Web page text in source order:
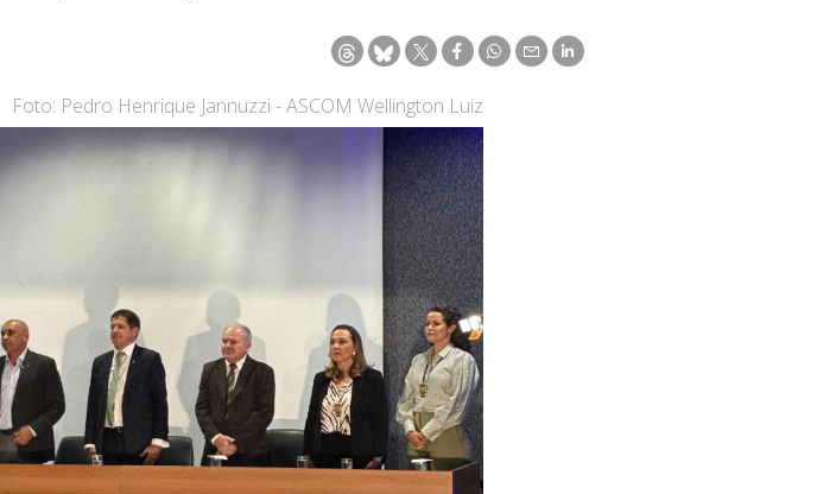
Foto: Pedro Henrique Jannuzzi - ASCOM Wellington Luiz